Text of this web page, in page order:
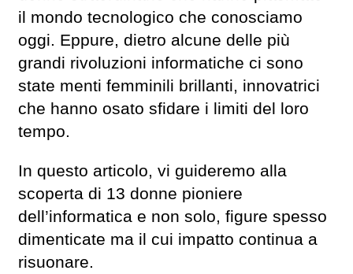
il mondo tecnologico che conosciamo
oggi. Eppure, dietro alcune delle più
grandi rivoluzioni informatiche ci sono
state menti femminili brillanti, innovatrici
che hanno osato sfidare i limiti del loro
tempo.
In questo articolo, vi guideremo alla
scoperta di 13 donne pioniere
dell’informatica e non solo, figure spesso
dimenticate ma il cui impatto continua a
risuonare.